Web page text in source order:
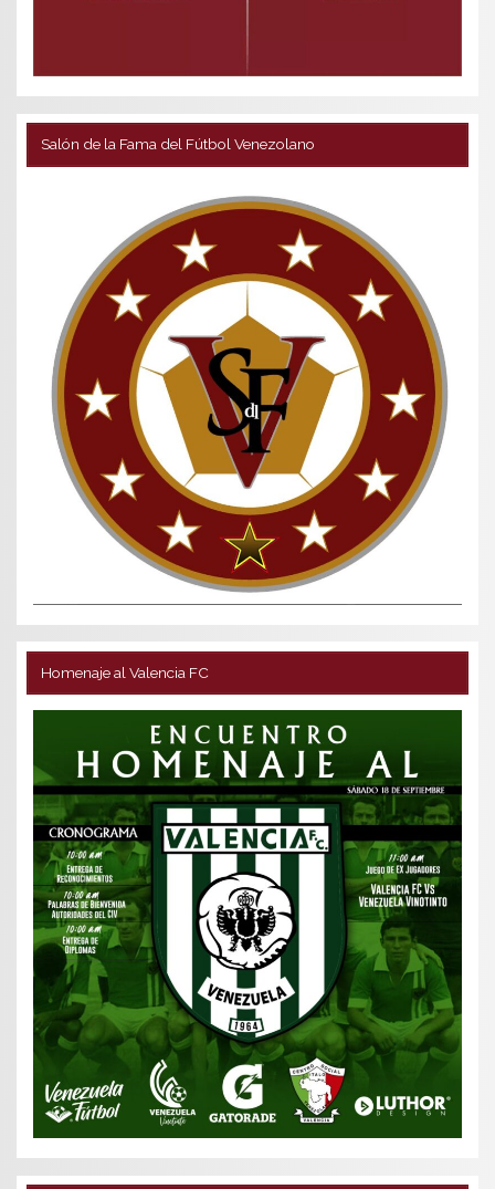
Salón de la Fama del Fútbol Venezolano
Homenaje al Valencia FC